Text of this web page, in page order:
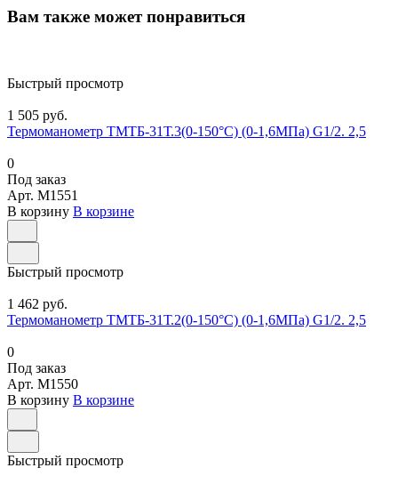
Вам также может понравиться
Быстрый просмотр
1 505 руб.
Термоманометр ТМТБ-31Т.3(0-150°С) (0-1,6МПа) G1/2. 2,5
0
Под заказ
Арт. M1551
В корзину В корзине
Быстрый просмотр
1 462 руб.
Термоманометр ТМТБ-31Т.2(0-150°С) (0-1,6МПа) G1/2. 2,5
0
Под заказ
Арт. M1550
В корзину В корзине
Быстрый просмотр